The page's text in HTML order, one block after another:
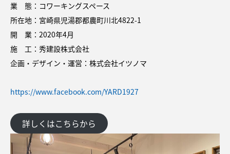
業 態：コワーキングスペース
所在地：宮崎県児湯郡都農町川北4822-1
開 業：2020年4月
施 工：秀建設株式会社
企画・デザイン・運営：株式会社イツノマ
https://www.facebook.com/YARD1927
詳しくはこちらから